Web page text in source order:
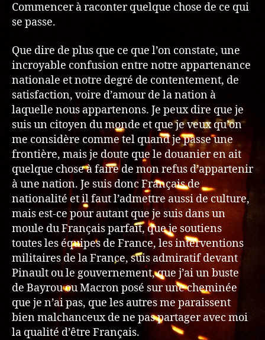
Commencer à raconter quelque chose de ce qui
se passe.
Que dire de plus que ce que l’on constate, une
incroyable confusion entre notre appartenance
nationale et notre degré de contentement, de
satisfaction, voire d’amour de la nation à
laquelle nous appartenons. Je peux dire que je
suis un citoyen du monde et que je veux qu’on
me considère comme tel quand je passe une
frontière, mais je doute que le douanier en ait
quelque chose à faire de mon refus d’appartenir
à une nation. Je suis donc Français de
nationalité et il faut l’admettre aussi de culture,
mais est-ce pour autant que je suis dans un
moule du Français parfait, que je soutiens
toutes les équipes de France, les interventions
militaires de la France, suis admiratif devant
Pinault ou le gouvernement, que j’ai un buste
de Bayrou ou Macron posé sur une cheminée
que je n’ai pas, que les autres me paraissent
bien malchanceux de ne pas partager avec moi
la qualité d’être Français.